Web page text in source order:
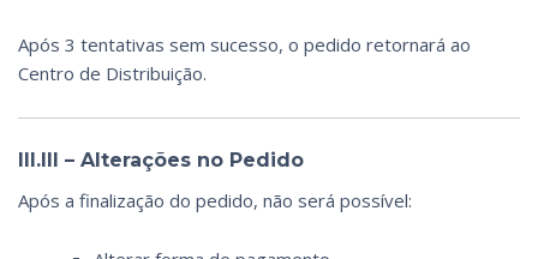
Após 3 tentativas sem sucesso, o pedido retornará ao
Centro de Distribuição.
III.III – Alterações no Pedido
Após a finalização do pedido, não será possível: